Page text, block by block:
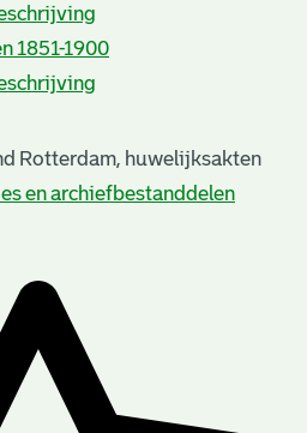
1851-1900
Rotterdam, huwelijksakten
en archiefbestanddelen